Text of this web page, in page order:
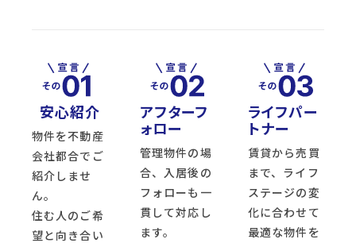
安心紹介
物件を不動産
会社都合でご
紹介しませ
ん。
住む人のご希
望と向き合い
アフターフ
ォロー
管理物件の場
合、入居後の
フォローも一
貫して対応し
ます。
ライフパー
トナー
賃貸から売買
まで、ライフ
ステージの変
化に合わせて
最適な物件を